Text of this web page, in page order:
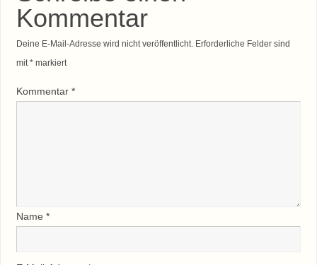
Kommentar
Deine E-Mail-Adresse wird nicht veröffentlicht. Erforderliche Felder sind
mit*markiert
Kommentar *
Name *